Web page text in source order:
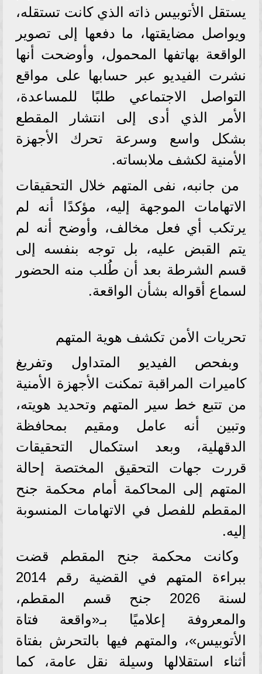
يستقل الأتوبيس ذاته الذي كانت تستقله،
ويواصل مضايقتها، ما دفعها إلى تصوير
الواقعة بهاتفها المحمول، وأوضحت أنها
نشرت الفيديو عبر حسابها على مواقع
التواصل الاجتماعي طلبًا للمساعدة،
الأمر الذي أدى إلى انتشار المقطع
بشكل واسع وسرعة تحرك الأجهزة
الأمنية لكشف ملابساته.
من جانبه، نفى المتهم خلال التحقيقات
الاتهامات الموجهة إليه، مؤكدًا أنه لم
يرتكب أي فعل مخالف، وأوضح أنه لم
يتم القبض عليه، بل توجه بنفسه إلى
قسم الشرطة بعد أن طُلب منه الحضور
لسماع أقواله بشأن الواقعة.
تحريات الأمن تكشف هوية المتهم
وبفحص الفيديو المتداول وتفريغ
كاميرات المراقبة تمكنت الأجهزة الأمنية
من تتبع خط سير المتهم وتحديد هويته،
وتبين أنه عامل ومقيم بمحافظة
الدقهلية، وبعد استكمال التحقيقات
قررت جهات التحقيق المختصة إحالة
المتهم إلى المحاكمة أمام محكمة جنح
المقطم للفصل في الاتهامات المنسوبة
إليه.
وكانت محكمة جنح المقطم قضت
ببراءة المتهم في القضية رقم 2014
لسنة 2026 جنح قسم المقطم،
والمعروفة إعلاميًا بـ«واقعة فتاة
الأتوبيس»، والمتهم فيها بالتحرش بفتاة
أثناء استقلالها وسيلة نقل عامة، كما